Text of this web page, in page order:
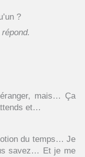
?
mais… Ça
et…
du temps… Je
savez… Et je me